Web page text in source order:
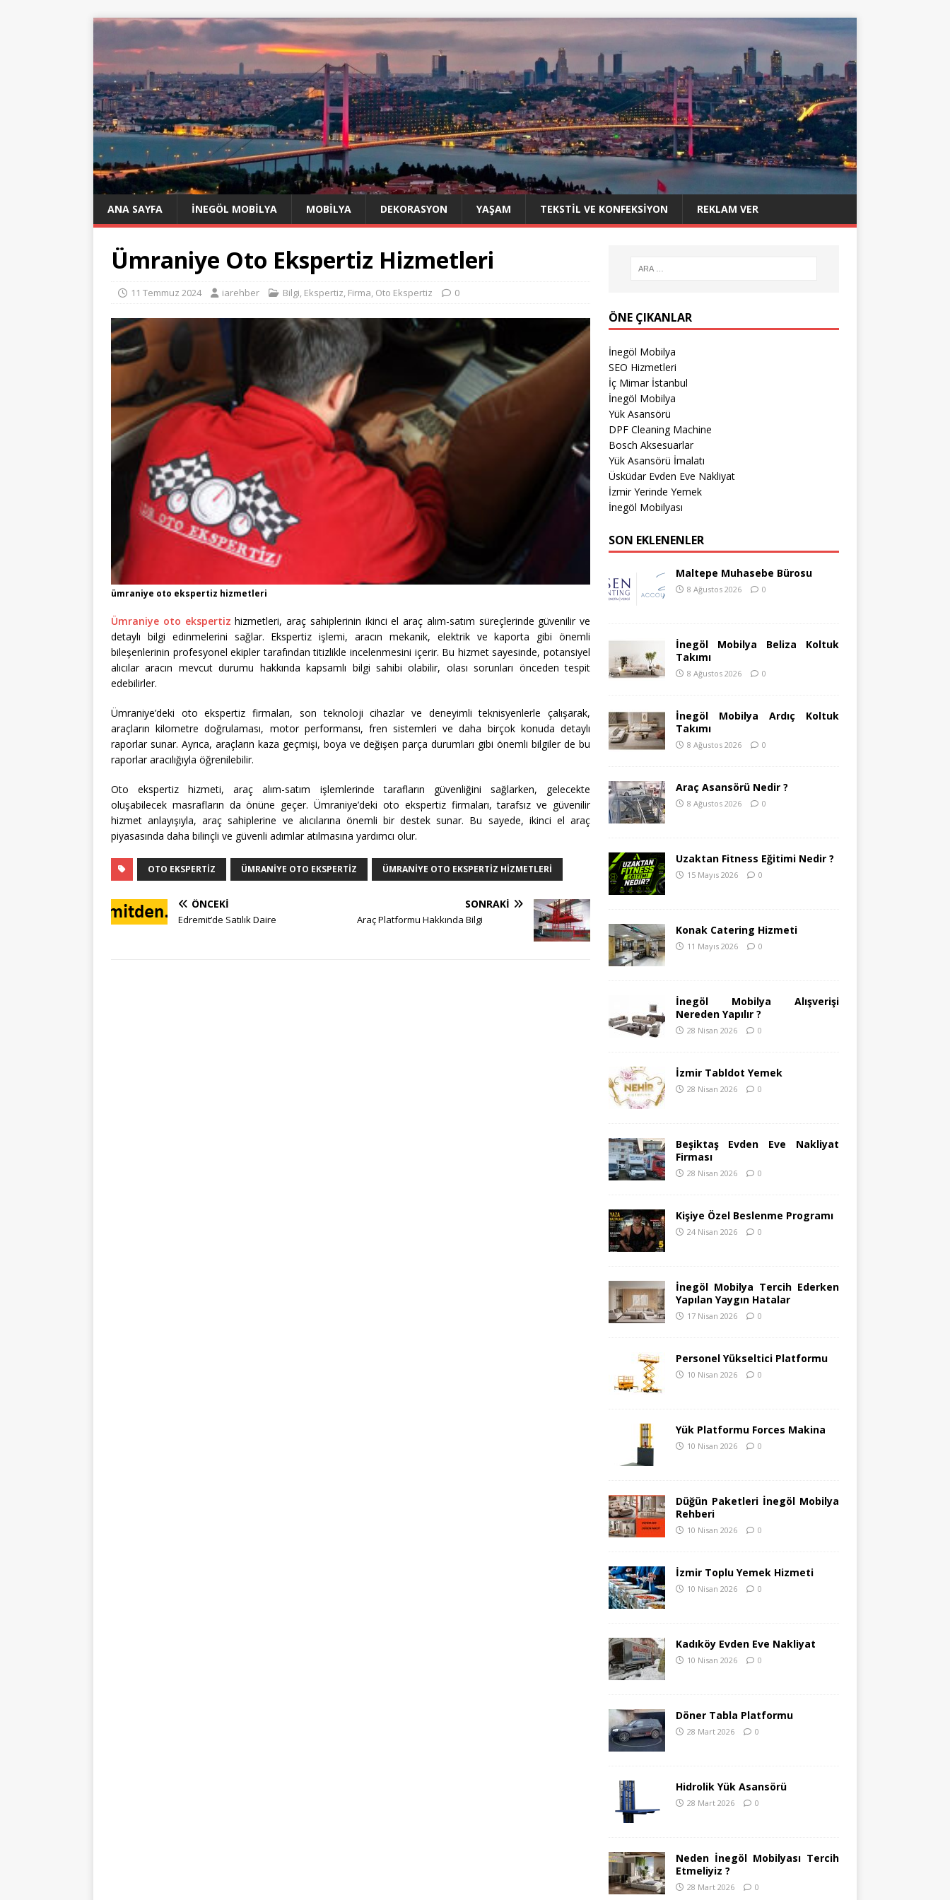
ANA SAYFA İNEGÖL MOBILYA MOBILYA DEKORASYON YAŞAM TEKSTIL VE KONFEKSIYON REKLAM VER
Ümraniye Oto Ekspertiz Hizmetleri
11 Temmuz 2024 iarehber Bilgi, Ekspertiz, Firma, Oto Ekspertiz 0
ümraniye oto ekspertiz hizmetleri
Ümraniye oto ekspertiz hizmetleri, araç sahiplerinin ikinci el araç alım-satım süreçlerinde güvenilir ve
detaylı bilgi edinmelerini sağlar. Ekspertiz işlemi, aracın mekanik, elektrik ve kaporta gibi önemli
bileşenlerinin profesyonel ekipler tarafından titizlikle incelenmesini içerir. Bu hizmet sayesinde, potansiyel
alıcılar aracın mevcut durumu hakkında kapsamlı bilgi sahibi olabilir, olası sorunları önceden tespit
edebilirler.
Ümraniye’deki oto ekspertiz firmaları, son teknoloji cihazlar ve deneyimli teknisyenlerle çalışarak,
araçların kilometre doğrulaması, motor performansı, fren sistemleri ve daha birçok konuda detaylı
raporlar sunar. Ayrıca, araçların kaza geçmişi, boya ve değişen parça durumları gibi önemli bilgiler de bu
raporlar aracılığıyla öğrenilebilir.
Oto ekspertiz hizmeti, araç alım-satım işlemlerinde tarafların güvenliğini sağlarken, gelecekte
oluşabilecek masrafların da önüne geçer. Ümraniye’deki oto ekspertiz firmaları, tarafsız ve güvenilir
hizmet anlayışıyla, araç sahiplerine ve alıcılarına önemli bir destek sunar. Bu sayede, ikinci el araç
piyasasında daha bilinçli ve güvenli adımlar atılmasına yardımcı olur.
OTO EKSPERTIZ ÜMRANIYE OTO EKSPERTIZ ÜMRANIYE OTO EKSPERTIZ HIZMETLERI
ÖNCEKI
Edremit’de Satılık Daire
SONRAKI
Araç Platformu Hakkında Bilgi
ÖNE ÇIKANLAR
İnegöl Mobilya
SEO Hizmetleri
İç Mimar İstanbul
İnegöl Mobilya
Yük Asansörü
DPF Cleaning Machine
Bosch Aksesuarlar
Yük Asansörü İmalatı
Üsküdar Evden Eve Nakliyat
İzmir Yerinde Yemek
İnegöl Mobilyası
SON EKLENENLER
Maltepe Muhasebe Bürosu
8 Ağustos 2026 0
İnegöl Mobilya Beliza Koltuk
Takımı
8 Ağustos 2026 0
İnegöl Mobilya Ardıç Koltuk
Takımı
8 Ağustos 2026 0
Araç Asansörü Nedir ?
8 Ağustos 2026 0
Uzaktan Fitness Eğitimi Nedir ?
15 Mayıs 2026 0
Konak Catering Hizmeti
11 Mayıs 2026 0
İnegöl Mobilya Alışverişi
Nereden Yapılır ?
28 Nisan 2026 0
İzmir Tabldot Yemek
28 Nisan 2026 0
Beşiktaş Evden Eve Nakliyat
Firması
28 Nisan 2026 0
Kişiye Özel Beslenme Programı
24 Nisan 2026 0
İnegöl Mobilya Tercih Ederken
Yapılan Yaygın Hatalar
17 Nisan 2026 0
Personel Yükseltici Platformu
10 Nisan 2026 0
Yük Platformu Forces Makina
10 Nisan 2026 0
Düğün Paketleri İnegöl Mobilya
Rehberi
10 Nisan 2026 0
İzmir Toplu Yemek Hizmeti
10 Nisan 2026 0
Kadıköy Evden Eve Nakliyat
10 Nisan 2026 0
Döner Tabla Platformu
28 Mart 2026 0
Hidrolik Yük Asansörü
28 Mart 2026 0
Neden İnegöl Mobilyası Tercih
Etmeliyiz ?
28 Mart 2026 0